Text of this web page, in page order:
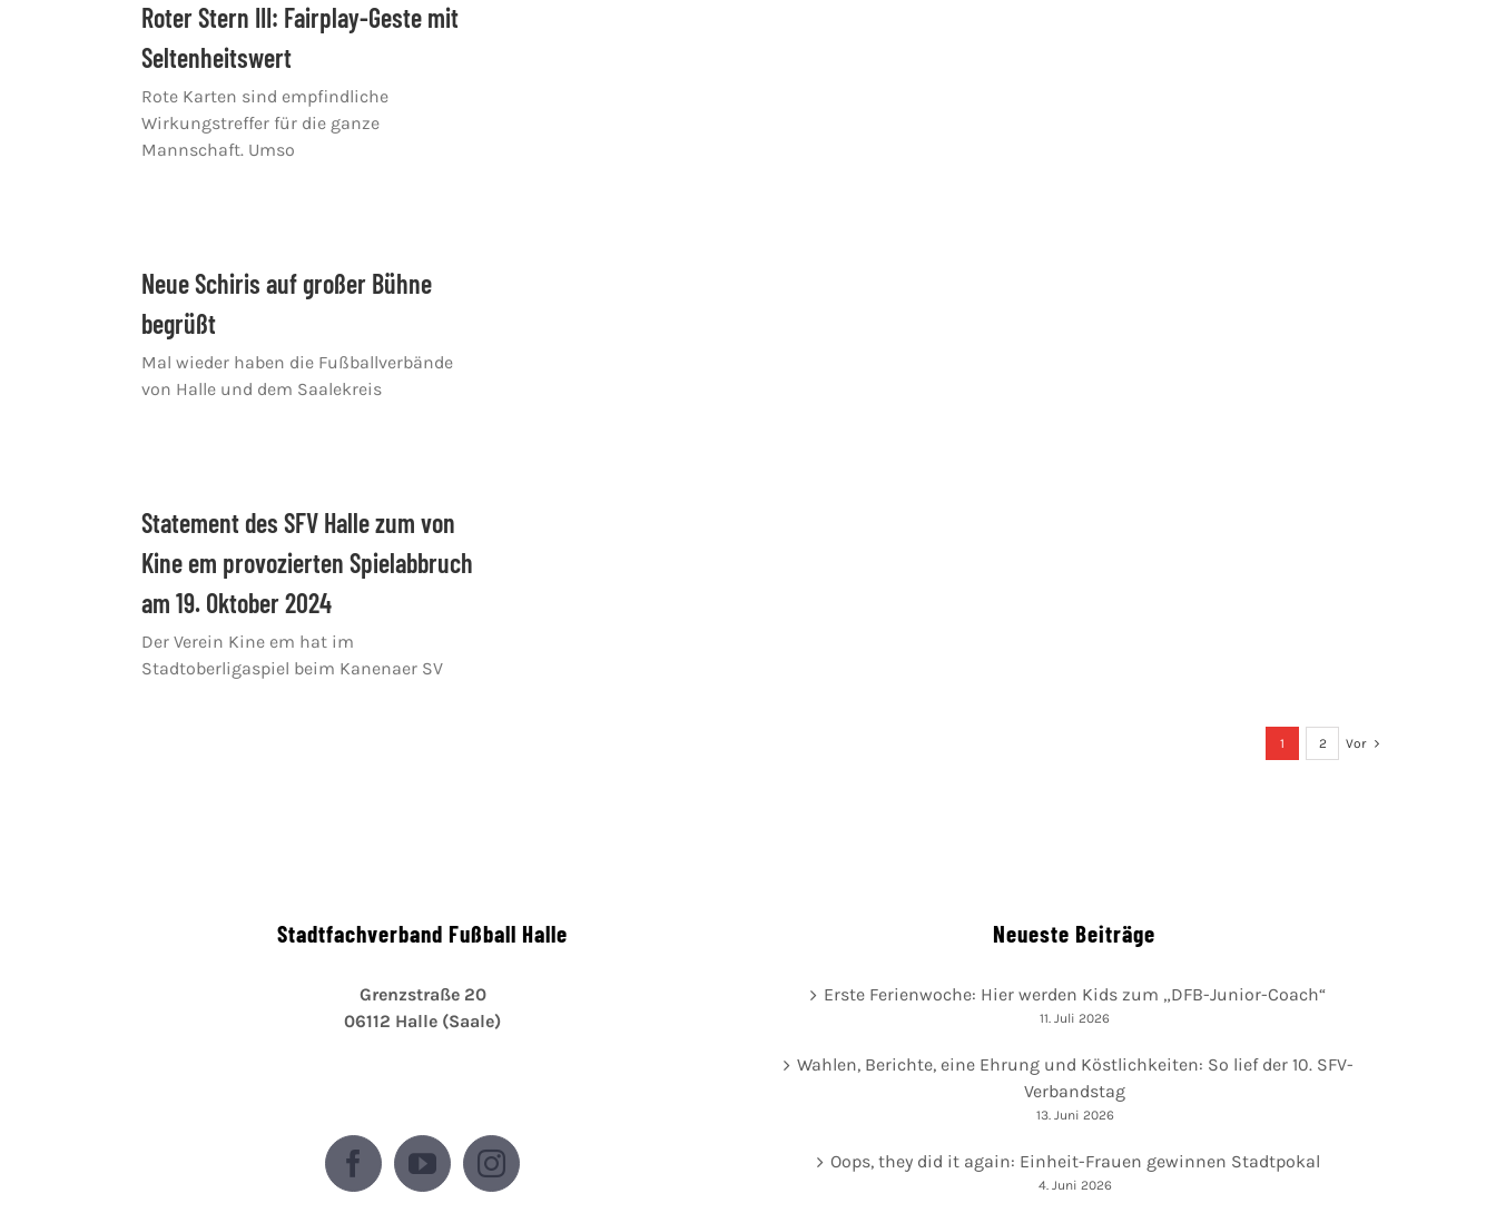
Roter Stern III: Fairplay-Geste mit
Seltenheitswert
Rote Karten sind empfindliche
Wirkungstreffer für die ganze
Mannschaft. Umso
Neue Schiris auf großer Bühne
begrüßt
Mal wieder haben die Fußballverbände
von Halle und dem Saalekreis
Statement des SFV Halle zum von
Kine em provozierten Spielabbruch
am 19. Oktober 2024
Der Verein Kine em hat im
Stadtoberligaspiel beim Kanenaer SV
1 2 Vor
Stadtfachverband Fußball Halle
Grenzstraße 20
06112 Halle (Saale)
Neueste Beiträge
Erste Ferienwoche: Hier werden Kids zum „DFB-Junior-Coach“
11. Juli 2026
Wahlen, Berichte, eine Ehrung und Köstlichkeiten: So lief der 10. SFV-
Verbandstag
13. Juni 2026
Oops, they did it again: Einheit-Frauen gewinnen Stadtpokal
4. Juni 2026